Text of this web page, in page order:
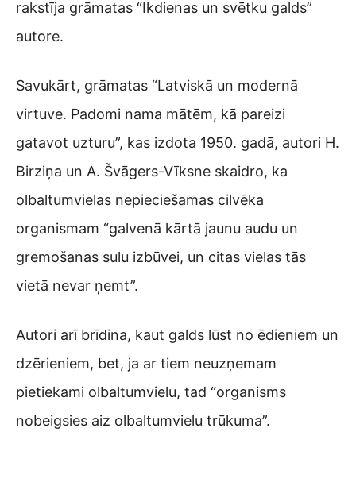
rakstīja grāmatas “Ikdienas un svētku galds”
autore.
Savukārt, grāmatas “Latviskā un modernā
virtuve. Padomi nama mātēm, kā pareizi
gatavot uzturu”, kas izdota 1950. gadā, autori H.
Birziņa un A. Švāgers-Vīksne skaidro, ka
olbaltumvielas nepieciešamas cilvēka
organismam “galvenā kārtā jaunu audu un
gremošanas sulu izbūvei, un citas vielas tās
vietā nevar ņemt”.
Autori arī brīdina, kaut galds lūst no ēdieniem un
dzērieniem, bet, ja ar tiem neuzņemam
pietiekami olbaltumvielu, tad “organisms
nobeigsies aiz olbaltumvielu trūkuma”.